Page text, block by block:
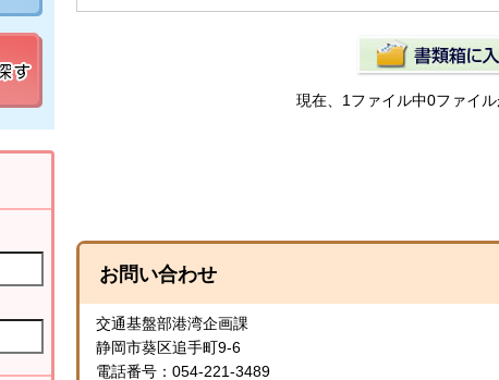
現在、1ファイル中0ファイル
お問い合わせ
交通基盤部港湾企画課
静岡市葵区追手町9-6
電話番号：054-221-3489